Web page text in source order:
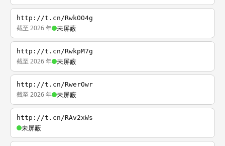
http://t.cn/RwkOO4g
截至 2026 年 未屏蔽
http://t.cn/RwkpM7g
截至 2026 年 未屏蔽
http://t.cn/RwerOwr
截至 2026 年 未屏蔽
http://t.cn/RAv2xWs
未屏蔽